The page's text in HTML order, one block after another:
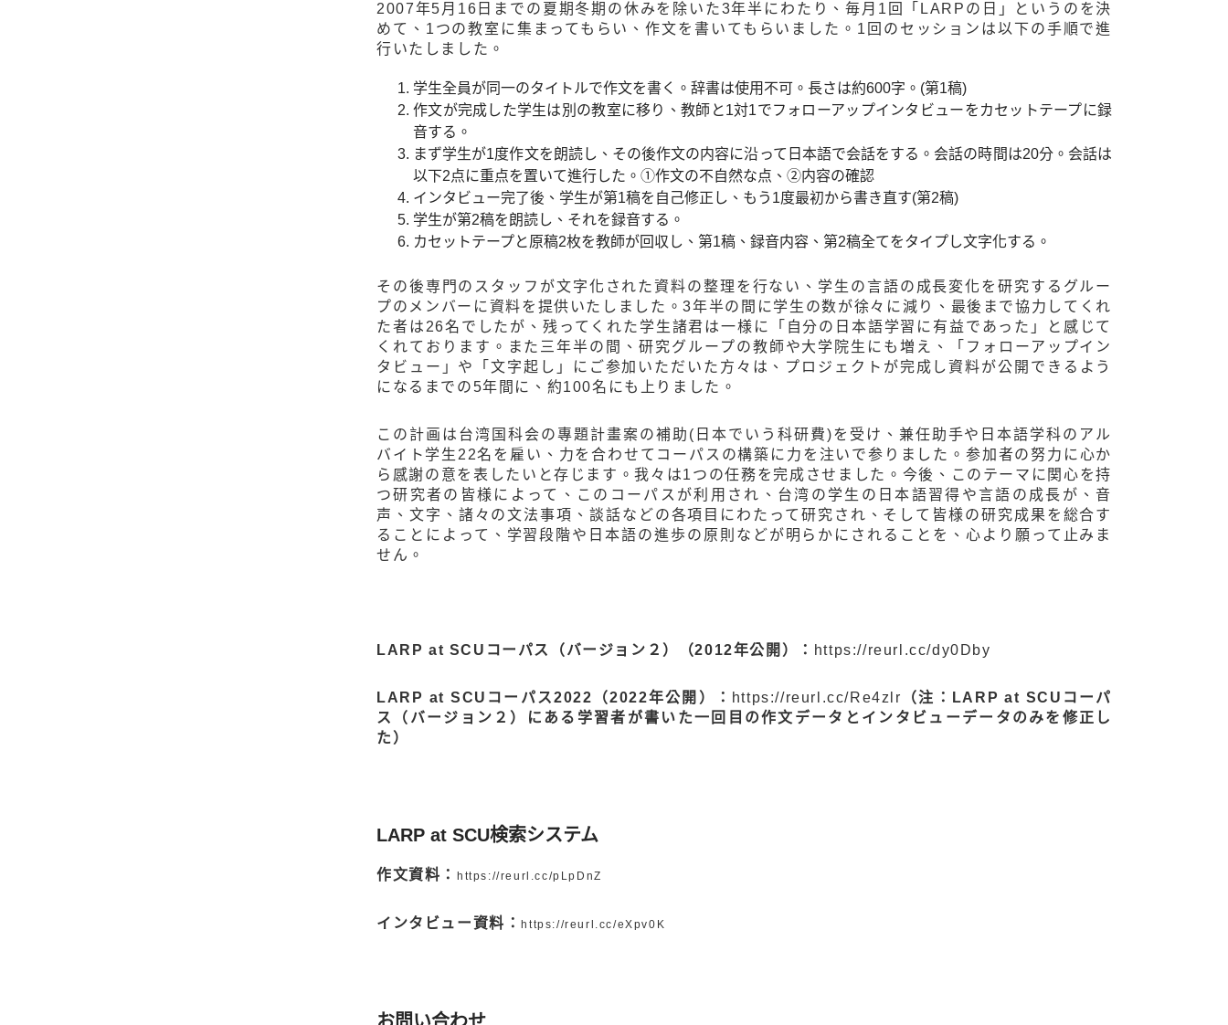
2007年5月16日までの夏期冬期の休みを除いた3年半にわたり、毎月1回「LARPの日」というのを決
めて、1つの教室に集まってもらい、作文を書いてもらいました。1回のセッションは以下の手順で進
行いたしました。
学生全員が同一のタイトルで作文を書く。辞書は使用不可。長さは約600字。(第1稿)
作文が完成した学生は別の教室に移り、教師と1対1でフォローアップインタビューをカセットテープに録
音する。
まず学生が1度作文を朗読し、その後作文の内容に沿って日本語で会話をする。会話の時間は20分。会話は
以下2点に重点を置いて進行した。①作文の不自然な点、②内容の確認
インタビュー完了後、学生が第1稿を自己修正し、もう1度最初から書き直す(第2稿)
学生が第2稿を朗読し、それを録音する。
カセットテープと原稿2枚を教師が回収し、第1稿、録音内容、第2稿全てをタイプし文字化する。
その後専門のスタッフが文字化された資料の整理を行ない、学生の言語の成長変化を研究するグルー
プのメンバーに資料を提供いたしました。3年半の間に学生の数が徐々に減り、最後まで協力してくれ
た者は26名でしたが、残ってくれた学生諸君は一様に「自分の日本語学習に有益であった」と感じて
くれております。また三年半の間、研究グループの教師や大学院生にも増え、「フォローアップイン
タビュー」や「文字起し」にご参加いただいた方々は、プロジェクトが完成し資料が公開できるよう
になるまでの5年間に、約100名にも上りました。
この計画は台湾国科会の專題計畫案の補助(日本でいう科研費)を受け、兼任助手や日本語学科のアル
バイト学生22名を雇い、力を合わせてコーパスの構築に力を注いで参りました。参加者の努力に心か
ら感謝の意を表したいと存じます。我々は1つの任務を完成させました。今後、このテーマに関心を持
つ研究者の皆様によって、このコーパスが利用され、台湾の学生の日本語習得や言語の成長が、音
声、文字、諸々の文法事項、談話などの各項目にわたって研究され、そして皆様の研究成果を総合す
ることによって、学習段階や日本語の進歩の原則などが明らかにされることを、心より願って止みま
せん。
LARP at SCUコーパス（バージョン２）（2012年公開）： https://reurl.cc/dy0Dby
LARP at SCUコーパス2022（2022年公開）： https://reurl.cc/Re4zlr
（注：LARP at SCUコーパ
ス（バージョン２）にある学習者が書いた一回目の作文データとインタビューデータのみを修正し
た）
LARP at SCU検索システム
作文資料： https://reurl.cc/pLpDnZ
インタビュー資料：https://reurl.cc/eXpv0K